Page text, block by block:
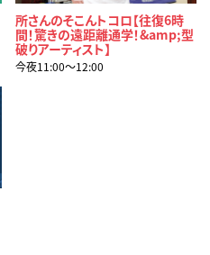
所さんのそこんトコロ【往復6時
間！驚きの遠距離通学！&amp;型
破りアーティスト】
今夜11:00〜12:00